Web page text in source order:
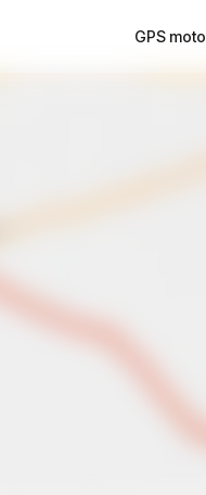
GPS moto